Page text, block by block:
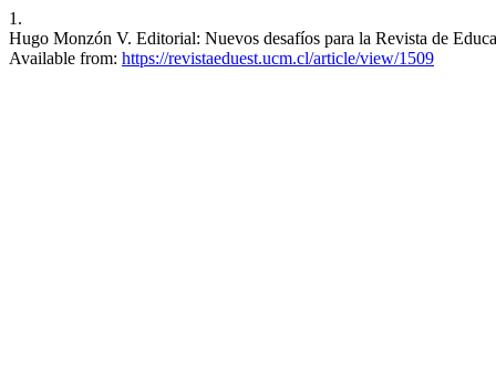
1.
Hugo Monzón V. Editorial: Nuevos desafíos para la Revista de
Available from: https://revistaeduest.ucm.cl/article/view/1509